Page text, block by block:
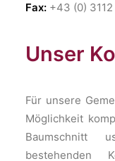
Fax: +43 (0)
Unser
Für unsere
Möglichkeit
Baumschnitt
bestehenden